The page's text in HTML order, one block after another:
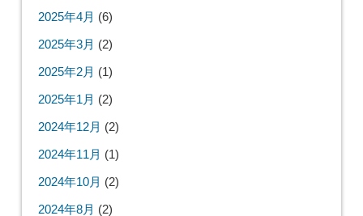
2025年4月 (6)
2025年3月 (2)
2025年2月 (1)
2025年1月 (2)
2024年12月 (2)
2024年11月 (1)
2024年10月 (2)
2024年8月 (2)